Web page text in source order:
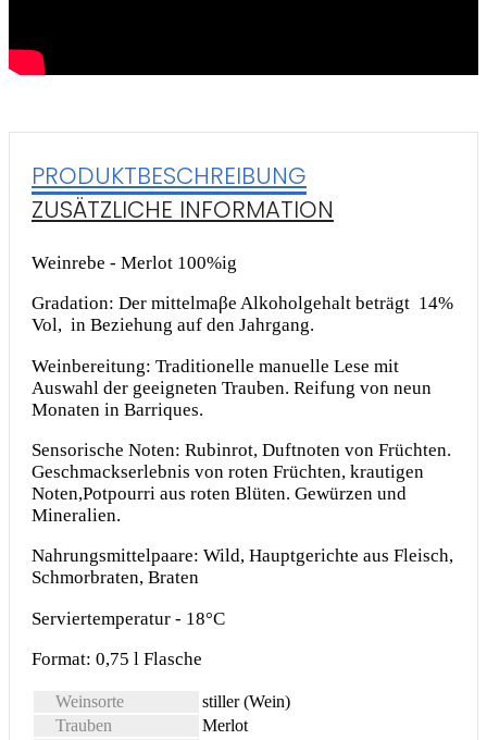
PRODUKTBESCHREIBUNG
ZUSÄTZLICHE INFORMATION
Weinrebe - Merlot 100%ig
Gradation: Der mittelmaβe Alkoholgehalt beträgt 14%
Vol, in Beziehung auf den Jahrgang.
Weinbereitung: Traditionelle manuelle Lese mit
Auswahl der geeigneten Trauben. Reifung von neun
Monaten in Barriques.
Sensorische Noten: Rubinrot, Duftnoten von Früchten.
Geschmackserlebnis von roten Früchten, krautigen
Noten,Potpourri aus roten Blüten. Gewürzen und
Mineralien.
Nahrungsmittelpaare: Wild, Hauptgerichte aus Fleisch,
Schmorbraten, Braten
Serviertemperatur - 18°C
Format: 0,75 l Flasche
Weinsorte
stiller (Wein)
Trauben
Merlot